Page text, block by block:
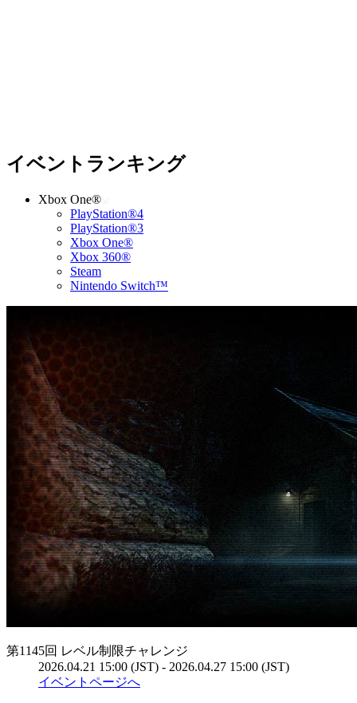
イベントランキング
Xbox One®
PlayStation®4
PlayStation®3
Xbox One®
Xbox 360®
Steam
Nintendo Switch™
第1145回 レベル制限チャレンジ
2026.04.21 15:00 (JST) - 2026.04.27 15:00 (JST)
イベントページへ